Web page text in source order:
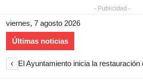
- Publicidad -
viernes, 7 agosto 2026
Últimas noticias
‹